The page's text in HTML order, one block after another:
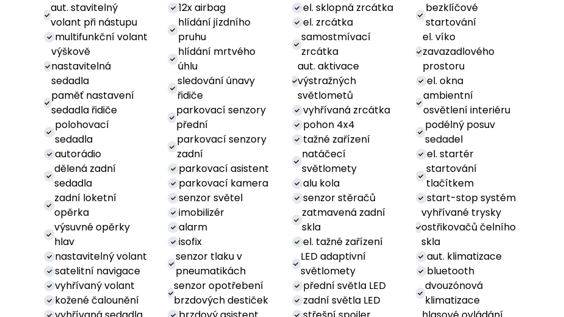
aut. stavitelný
volant při nástupu
multifunkční volant
výškově
nastavitelná
sedadla
paměť nastavení
sedadla řidiče
polohovací
sedadla
autorádio
dělená zadní
sedadla
zadní loketní
opěrka
výsuvné opěrky
hlav
nastavitelný volant
satelitní navigace
vyhřívaný volant
kožené čalounění
12x airbag
hlídání jízdního
pruhu
hlídání mrtvého
úhlu
sledování únavy
řidiče
parkovací senzory
přední
parkovací senzory
zadní
parkovací asistent
parkovací kamera
senzor světel
imobilizér
alarm
isofix
senzor tlaku v
pneumatikách
senzor opotřebení
brzdových destiček
el. sklopná zrcátka
el. zrcátka
samostmívací
zrcátka
aut. aktivace
výstražných
světlometů
vyhřívaná zrcátka
pohon 4x4
tažné zařízení
natáčecí
světlomety
alu kola
senzor stěračů
zatmavená zadní
skla
el. tažné zařízení
LED adaptivní
světlomety
přední světla LED
zadní světla LED
bezklíčové
startování
el. víko
zavazadlového
prostoru
el. okna
ambientní
osvětlení interiéru
podélný posuv
sedadel
el. startér
startování
tlačítkem
start-stop systém
vyhřívané trysky
ostřikovačů čelního
skla
aut. klimatizace
bluetooth
dvouzónová
klimatizace